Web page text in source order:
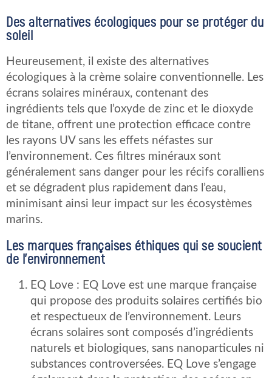
Des alternatives écologiques pour se protéger du
soleil
Heureusement, il existe des alternatives
écologiques à la crème solaire conventionnelle. Les
écrans solaires minéraux, contenant des
ingrédients tels que l’oxyde de zinc et le dioxyde
de titane, offrent une protection efficace contre
les rayons UV sans les effets néfastes sur
l’environnement. Ces filtres minéraux sont
généralement sans danger pour les récifs coralliens
et se dégradent plus rapidement dans l’eau,
minimisant ainsi leur impact sur les écosystèmes
marins.
Les marques françaises éthiques qui se soucient
de l’environnement
EQ Love : EQ Love est une marque française
qui propose des produits solaires certifiés bio
et respectueux de l’environnement. Leurs
écrans solaires sont composés d’ingrédients
naturels et biologiques, sans nanoparticules ni
substances controversées. EQ Love s’engage